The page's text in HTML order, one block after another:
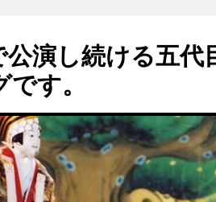
演し続ける五代
す。